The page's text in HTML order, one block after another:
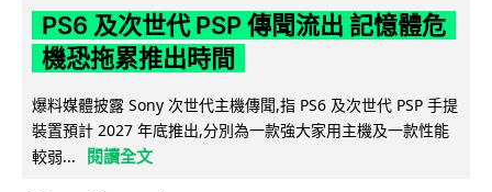
PS6 及次世代 PSP 傳聞流出 記憶體危
機恐拖累推出時間
爆料媒體披露 Sony 次世代主機傳聞,指 PS6 及次世代 PSP 手提
裝置預計 2027 年底推出,分別為一款強大家用主機及一款性能
較弱...
閱讀全文